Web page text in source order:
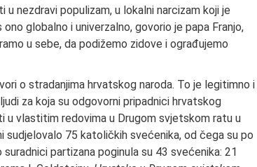
nezdravi populizam, u lokalni narcizam koji je
globalno i univerzalno, govorio je papa Franjo,
u sebe, da podižemo zidove i ograđujemo
o stradanjima hrvatskog naroda. To je legitimno i
za koja su odgovorni pripadnici hrvatskog
u vlastitim redovima u Drugom svjetskom ratu u
sudjelovalo 75 katoličkih svećenika, od čega su po
partizana poginula su 43 svećenika: 21